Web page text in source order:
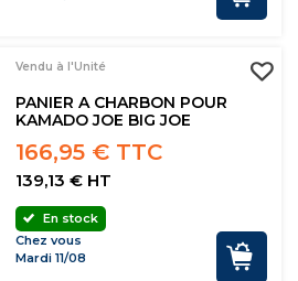
Vendu à l'Unité
PANIER A CHARBON POUR
KAMADO JOE BIG JOE
166,95 € TTC
139,13 € HT
En stock
Chez vous
Mardi 11/08